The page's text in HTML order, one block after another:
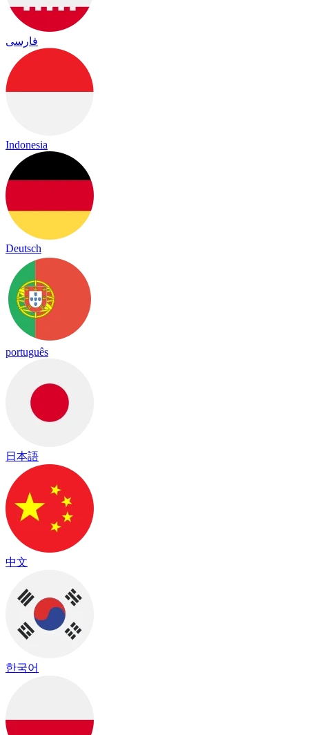
فارسی
Indonesia
Deutsch
português
日本語
中文
한국어